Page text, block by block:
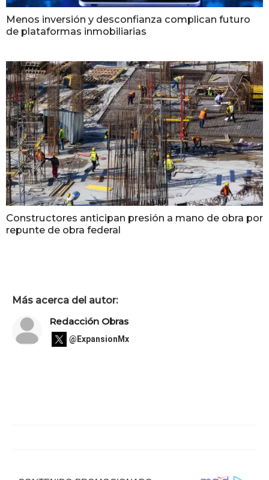
Menos inversión y desconfianza complican futuro
de plataformas inmobiliarias
Constructores anticipan presión a mano de obra por
repunte de obra federal
Más acerca del autor:
Redacción Obras
@ExpansionMx